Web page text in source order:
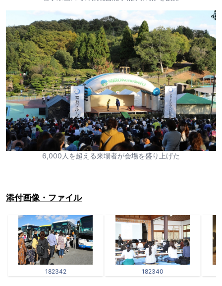
6,000人を超える来場者が会場を盛り上げた
添付画像・ファイル
182342 182340